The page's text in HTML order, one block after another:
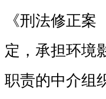
《刑法修正案
定，承担环境
职责的中介组